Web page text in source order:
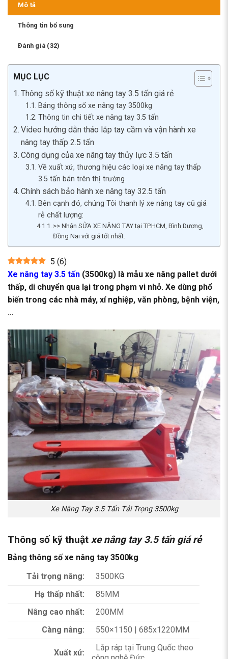
Mô tả
Thông tin bổ sung
Đánh giá (32)
MỤC LỤC
Thông số kỹ thuật xe nâng tay 3.5 tấn giá rẻ
Bảng thông số xe nâng tay 3500kg
Thông tin chi tiết xe nâng tay 3.5 tấn
Video hướng dẫn tháo lắp tay cầm và vận hành xe
nâng tay thấp 2.5 tấn
Công dụng của xe nâng tay thủy lực 3.5 tấn
Về xuất xứ, thương hiệu các loại xe nâng tay thấp
3.5 tấn bán trên thị trường
Chính sách bảo hành xe nâng tay 32.5 tấn
Bên cạnh đó, chúng Tôi thanh lý xe nâng tay cũ giá
rẻ chất lượng:
>> Nhận SỬA XE NÂNG TAY tại TP.HCM, Bình Dương,
Đồng Nai với giá tốt nhất.
5 (6)
Xe nâng tay 3.5 tấn (3500kg) là mẫu xe nâng pallet dưới
thấp, di chuyển qua lại trong phạm vi nhỏ. Xe dùng phổ
biến trong các nhà máy, xí nghiệp, văn phòng, bệnh viện,
…
Xe Nâng Tay 3.5 Tấn Tải Trọng 3500kg
Thông số kỹ thuật xe nâng tay 3.5 tấn giá rẻ
Bảng thông số xe nâng tay 3500kg
Tải trọng nâng:
3500KG
Hạ thấp nhất:
85MM
Nâng cao nhất:
200MM
Càng nâng:
550×1150 | 685x1220MM
Xuất xứ:
Lắp ráp tại Trung Quốc theo